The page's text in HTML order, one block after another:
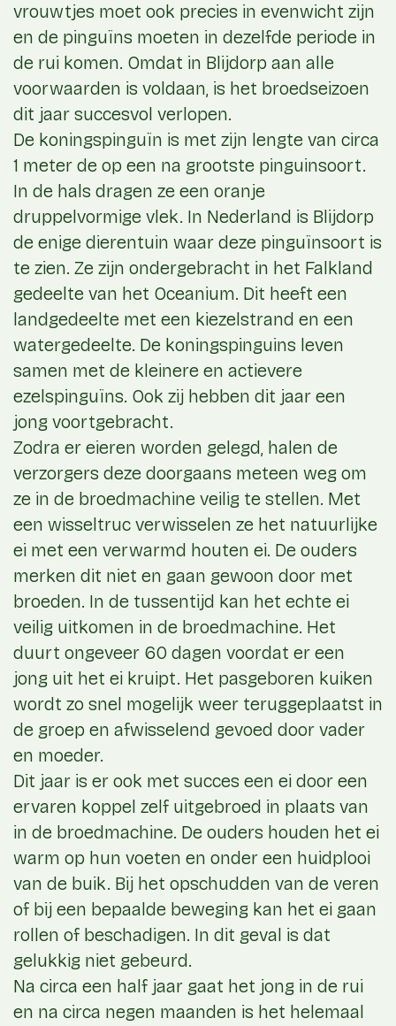
vrouwtjes moet ook precies in evenwicht zijn
en de pinguïns moeten in dezelfde periode in
de rui komen. Omdat in Blijdorp aan alle
voorwaarden is voldaan, is het broedseizoen
dit jaar succesvol verlopen.
De koningspinguïn is met zijn lengte van circa
1 meter de op een na grootste pinguinsoort.
In de hals dragen ze een oranje
druppelvormige vlek. In Nederland is Blijdorp
de enige dierentuin waar deze pinguïnsoort is
te zien. Ze zijn ondergebracht in het Falkland
gedeelte van het Oceanium. Dit heeft een
landgedeelte met een kiezelstrand en een
watergedeelte. De koningspinguins leven
samen met de kleinere en actievere
ezelspinguïns. Ook zij hebben dit jaar een
jong voortgebracht.
Zodra er eieren worden gelegd, halen de
verzorgers deze doorgaans meteen weg om
ze in de broedmachine veilig te stellen. Met
een wisseltruc verwisselen ze het natuurlijke
ei met een verwarmd houten ei. De ouders
merken dit niet en gaan gewoon door met
broeden. In de tussentijd kan het echte ei
veilig uitkomen in de broedmachine. Het
duurt ongeveer 60 dagen voordat er een
jong uit het ei kruipt. Het pasgeboren kuiken
wordt zo snel mogelijk weer teruggeplaatst in
de groep en afwisselend gevoed door vader
en moeder.
Dit jaar is er ook met succes een ei door een
ervaren koppel zelf uitgebroed in plaats van
in de broedmachine. De ouders houden het ei
warm op hun voeten en onder een huidplooi
van de buik. Bij het opschudden van de veren
of bij een bepaalde beweging kan het ei gaan
rollen of beschadigen. In dit geval is dat
gelukkig niet gebeurd.
Na circa een half jaar gaat het jong in de rui
en na circa negen maanden is het helemaal